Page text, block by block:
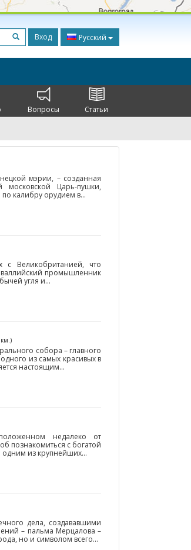
Вход Русский
Вопросы Статьи
мэрии, – созданная
московской Царь-пушки,
калибру орудием в...
Великобританией, что
валлийский промышленник
угля и...
собора – главного
из самых красивых в
настоящим...
недалеко от
познакомиться с богатой
одним из крупнейших...
дела, создававшими
– пальма Мерцалова –
но и символом всего...